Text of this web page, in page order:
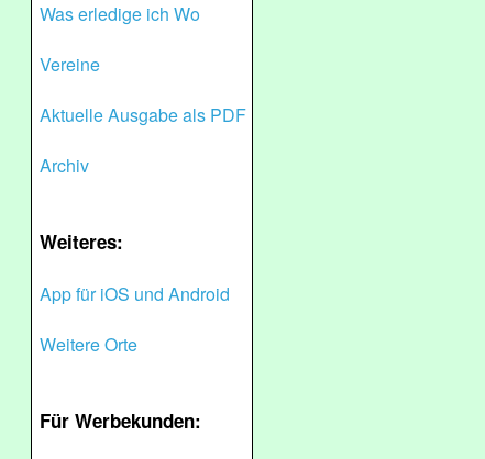
Was erledige ich Wo
Vereine
Aktuelle Ausgabe als PDF
Archiv
Weiteres:
App für iOS und Android
Weitere Orte
Für Werbekunden: